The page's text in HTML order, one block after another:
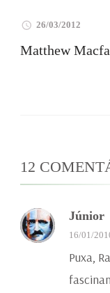
26/03/2012
Matthew
12
Júnior
16/01/
Puxa,